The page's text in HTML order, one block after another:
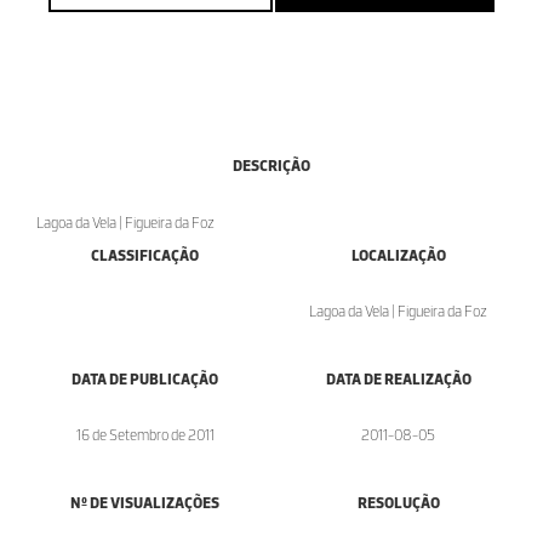
DESCRIÇÃO
Lagoa da Vela | Figueira da Foz
CLASSIFICAÇÃO
LOCALIZAÇÃO
Lagoa da Vela | Figueira da Foz
DATA DE PUBLICAÇÃO
16 de Setembro de 2011
DATA DE REALIZAÇÃO
2011-08-05
Nº DE VISUALIZAÇÕES RESOLUÇÃO